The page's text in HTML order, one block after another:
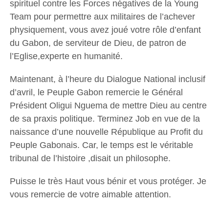
spirituel contre les Forces négatives de la Young
Team pour permettre aux militaires de l’achever
physiquement, vous avez joué votre rôle d’enfant
du Gabon, de serviteur de Dieu, de patron de
l’Eglise,experte en humanité.
Maintenant, à l’heure du Dialogue National inclusif
d’avril, le Peuple Gabon remercie le Général
Président Oligui Nguema de mettre Dieu au centre
de sa praxis politique. Terminez Job en vue de la
naissance d’une nouvelle République au Profit du
Peuple Gabonais. Car, le temps est le véritable
tribunal de l’histoire ,disait un philosophe.
Puisse le très Haut vous bénir et vous protéger. Je
vous remercie de votre aimable attention.